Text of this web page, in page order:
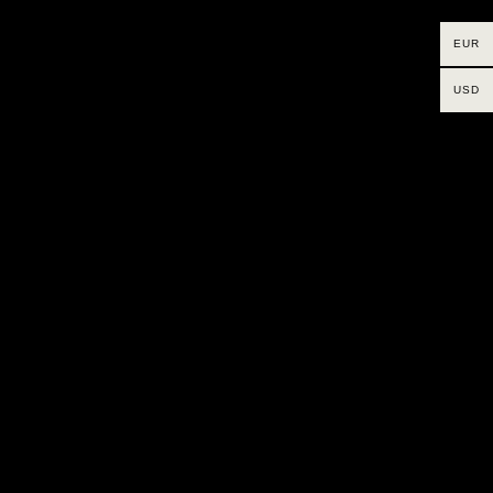
EUR
USD